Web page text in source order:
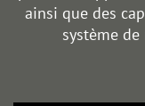
ainsi que des
système